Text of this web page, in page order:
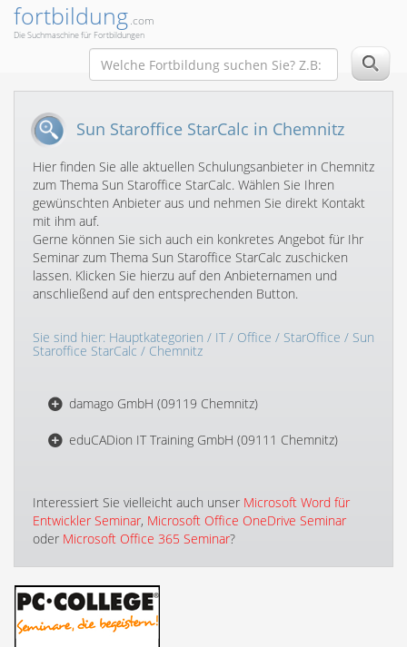
fortbildung.com
Die Suchmaschine für Fortbildungen
Sun Staroffice StarCalc in Chemnitz
Hier finden Sie alle aktuellen Schulungsanbieter in Chemnitz
zum Thema Sun Staroffice StarCalc. Wählen Sie Ihren
gewünschten Anbieter aus und nehmen Sie direkt Kontakt
mit ihm auf.
Gerne können Sie sich auch ein konkretes Angebot für Ihr
Seminar zum Thema Sun Staroffice StarCalc zuschicken
lassen. Klicken Sie hierzu auf den Anbieternamen und
anschließend auf den entsprechenden Button.
Sie sind hier: Hauptkategorien / IT/ Office / StarOffice / Sun
Staroffice StarCalc / Chemnitz
damago GmbH (09119 Chemnitz)
eduCADion IT Training GmbH (09111 Chemnitz)
Interessiert Sie vielleicht auch unser Microsoft Word für
Entwickler Seminar, Microsoft Office OneDrive Seminar
oder Microsoft Office 365 Seminar?